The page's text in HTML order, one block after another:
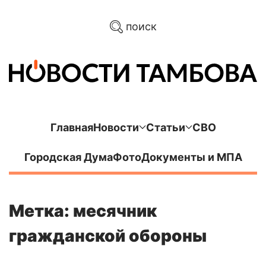
поиск
ГлавнаяНовости Статьи СВО
Городская ДумаФотоДокументы и МПА
Метка: месячник
гражданской обороны